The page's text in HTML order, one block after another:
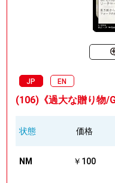
JP EN
(106)《過大な贈り物/
状態 価格
NM ￥100